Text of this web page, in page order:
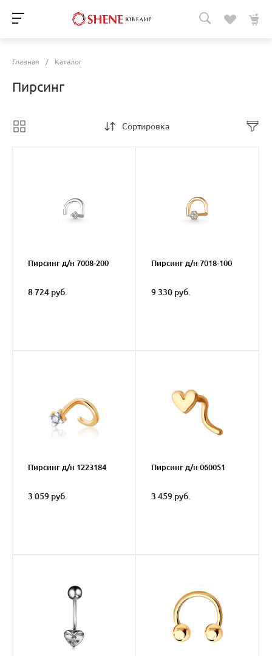
Главная / Каталог
Пирсинг
Сортировка
Пирсинг д/н 7008-200
8 724 руб.
Пирсинг д/н 7018-100
9 330 руб.
Пирсинг д/н 1223184
3 059 руб.
Пирсинг д/н 060051
3 459 руб.